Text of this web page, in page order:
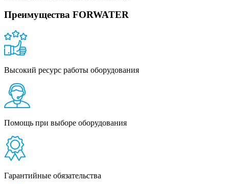
Преимущества FORWATER
Высокий ресурс работы оборудования
Помощь при выборе оборудования
Гарантийные обязательства